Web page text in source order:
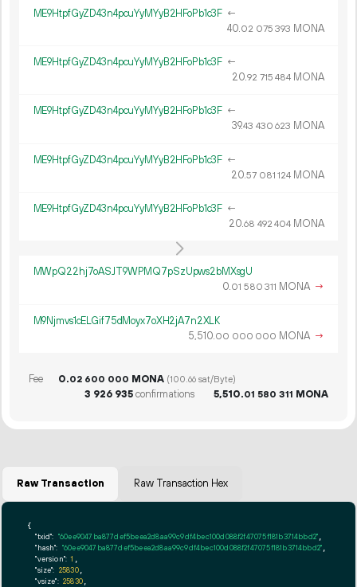
ME9HtpfGyZD43n4pcuYyMYyB2HFoPb1c3F ←
40.02 075 393 MONA
ME9HtpfGyZD43n4pcuYyMYyB2HFoPb1c3F ←
20.92 715 484 MONA
ME9HtpfGyZD43n4pcuYyMYyB2HFoPb1c3F ←
39.43 430 623 MONA
ME9HtpfGyZD43n4pcuYyMYyB2HFoPb1c3F ←
20.57 081 124 MONA
ME9HtpfGyZD43n4pcuYyMYyB2HFoPb1c3F ←
20.68 492 404 MONA
MWpQ22hj7oASJT9WPMQ7pSzUpws2bMXsgU
0.01 580 311 MONA →
M9Njmvs1cELGif75dMoyx7oXH2jA7n2XLK
5 510.00 000 000 MONA →
Fee 0.02 600 000 MONA (100.66 sat/Byte)
3 926 935confirmations 5 510.01 580 311 MONA
Raw Transaction Raw Transaction Hex
{
"txid": "60ee9047ba877def5beea2d8aa99c9df4bec100d088f2f47075f181b3714bbd2"
"hash": "60ee9047ba877def5beea2d8aa99c9df4bec100d088f2f47075f181b3714bbd2"
"version": 1
"size": 25830,
"vsize": 25830